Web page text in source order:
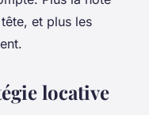
et plus les
locative